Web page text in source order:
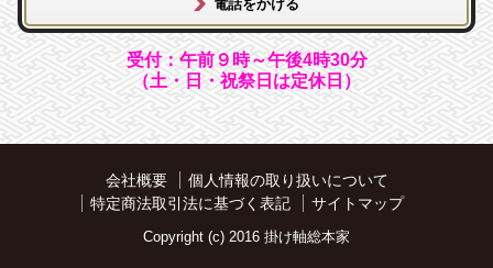
受付：午前９時～午後4時30分
（土・日・祝祭日は定休日）
会社概要
個人情報の取り扱いについて
特定商法取引法に基づく表記
サイトマップ
Copyright (c) 2016 掛け軸総本家